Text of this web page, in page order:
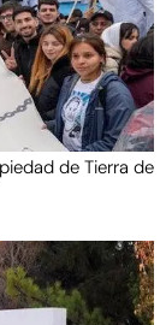
de Tierra de